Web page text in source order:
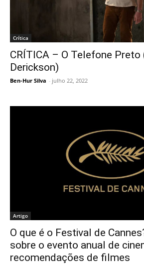
Crítica
CRÍTICA – O Telefone
Derickson)
Ben-Hur Silva - julho 22, 2022
Artigo
O que é o Festival de
sobre o evento anual de
recomendações de filmes